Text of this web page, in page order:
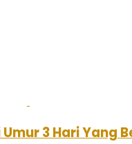
3 Hari Yang